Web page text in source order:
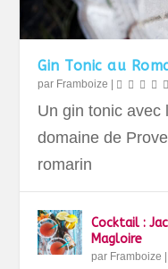
Gin Tonic au
par Framboize |
Un gin tonic avec
domaine de
romarin
Cocktail :
Magloire
par Framboize |